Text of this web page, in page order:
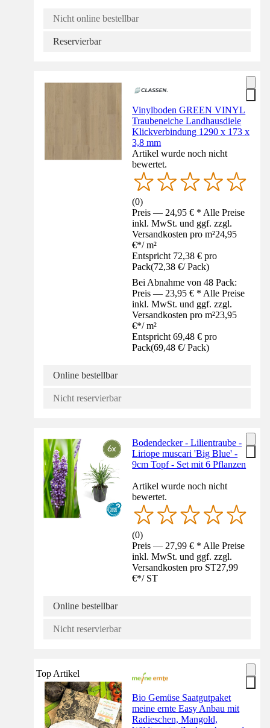
Nicht online bestellbar
Reservierbar
Vinylboden GREEN VINYL
Traubeneiche Landhausdiele
Klickverbindung 1290 x 173 x
3,8 mm
Artikel wurde noch nicht
bewertet.
(0)
Preis — 24,95 € * Alle Preise
inkl. MwSt. und ggf. zzgl.
Versandkosten pro m²24,95
€*/ m²
Entspricht 72,38 € pro
Pack(72,38 €/ Pack)
Bei Abnahme von 48 Pack:
Preis — 23,95 € * Alle Preise
inkl. MwSt. und ggf. zzgl.
Versandkosten pro m²23,95
€*/ m²
Entspricht 69,48 € pro
Pack(69,48 €/ Pack)
Online bestellbar
Nicht reservierbar
Bodendecker - Lilientraube -
Liriope muscari 'Big Blue' -
9cm Topf - Set mit 6 Pflanzen
Artikel wurde noch nicht
bewertet.
(0)
Preis — 27,99 € * Alle Preise
inkl. MwSt. und ggf. zzgl.
Versandkosten pro ST27,99
€*/ ST
Online bestellbar
Nicht reservierbar
Top Artikel
Bio Gemüse Saatgutpaket
meine ernte Easy Anbau mit
Radieschen, Mangold,